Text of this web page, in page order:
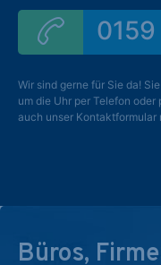
Wir sind gerne für Sie da!
um die Uhr per Telefon oder
auch unser Kontaktformular
Büros,